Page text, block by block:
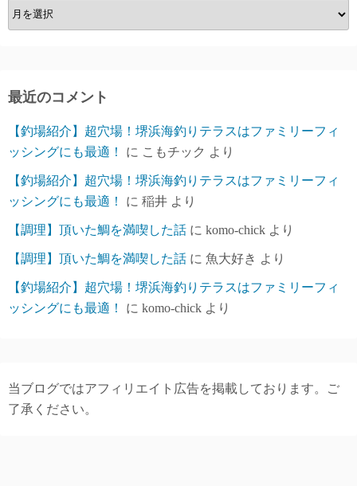
ア
ー
ブ
最近のコメント
【釣場紹介】超穴場！堺浜海釣りテラスはファミリーフィ
ッシングにも最適！
に こもチック より
【釣場紹介】超穴場！堺浜海釣りテラスはファミリーフィ
ッシングにも最適！
に 稲井 より
【調理】頂いた鯛を満喫した話 に komo-chick より
【調理】頂いた鯛を満喫した話 に 魚大好き より
【釣場紹介】超穴場！堺浜海釣りテラスはファミリーフィ
ッシングにも最適！
に komo-chick より
当ブログではアフィリエイト広告を掲載しております。ご
了承ください。